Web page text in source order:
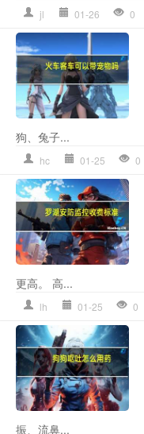
jl 01-26 0
狗、兔子...
hc 01-25 0
更高。 高...
lh 01-25 0
振、流鼻...